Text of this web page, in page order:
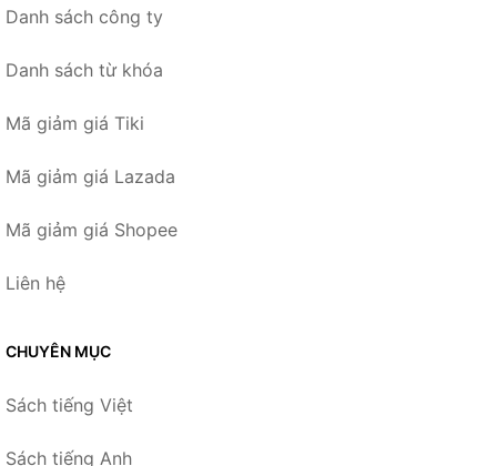
Danh sách công ty
Danh sách từ khóa
Mã giảm giá Tiki
Mã giảm giá Lazada
Mã giảm giá Shopee
Liên hệ
CHUYÊN MỤC
Sách tiếng Việt
Sách tiếng Anh